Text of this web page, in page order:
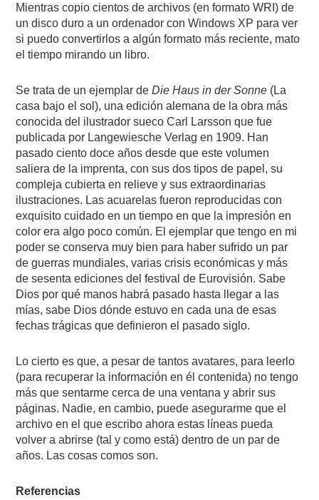
Mientras copio cientos de archivos (en formato WRI) de
un disco duro a un ordenador con Windows XP para ver
si puedo convertirlos a algún formato más reciente, mato
el tiempo mirando un libro.
Se trata de un ejemplar deDie Haus in der Sonne (La
casa bajo el sol), una edición alemana de la obra más
conocida del ilustrador sueco Carl Larsson que fue
publicada por Langewiesche Verlag en 1909. Han
pasado ciento doce años desde que este volumen
saliera de la imprenta, con sus dos tipos de papel, su
compleja cubierta en relieve y sus extraordinarias
ilustraciones. Las acuarelas fueron reproducidas con
exquisito cuidado en un tiempo en que la impresión en
color era algo poco común. El ejemplar que tengo en mi
poder se conserva muy bien para haber sufrido un par
de guerras mundiales, varias crisis económicas y más
de sesenta ediciones del festival de Eurovisión. Sabe
Dios por qué manos habrá pasado hasta llegar a las
mías, sabe Dios dónde estuvo en cada una de esas
fechas trágicas que definieron el pasado siglo.
Lo cierto es que, a pesar de tantos avatares, para leerlo
(para recuperar la información en él contenida) no tengo
más que sentarme cerca de una ventana y abrir sus
páginas. Nadie, en cambio, puede asegurarme que el
archivo en el que escribo ahora estas líneas pueda
volver a abrirse (tal y como está) dentro de un par de
años. Las cosas comos son.
Referencias